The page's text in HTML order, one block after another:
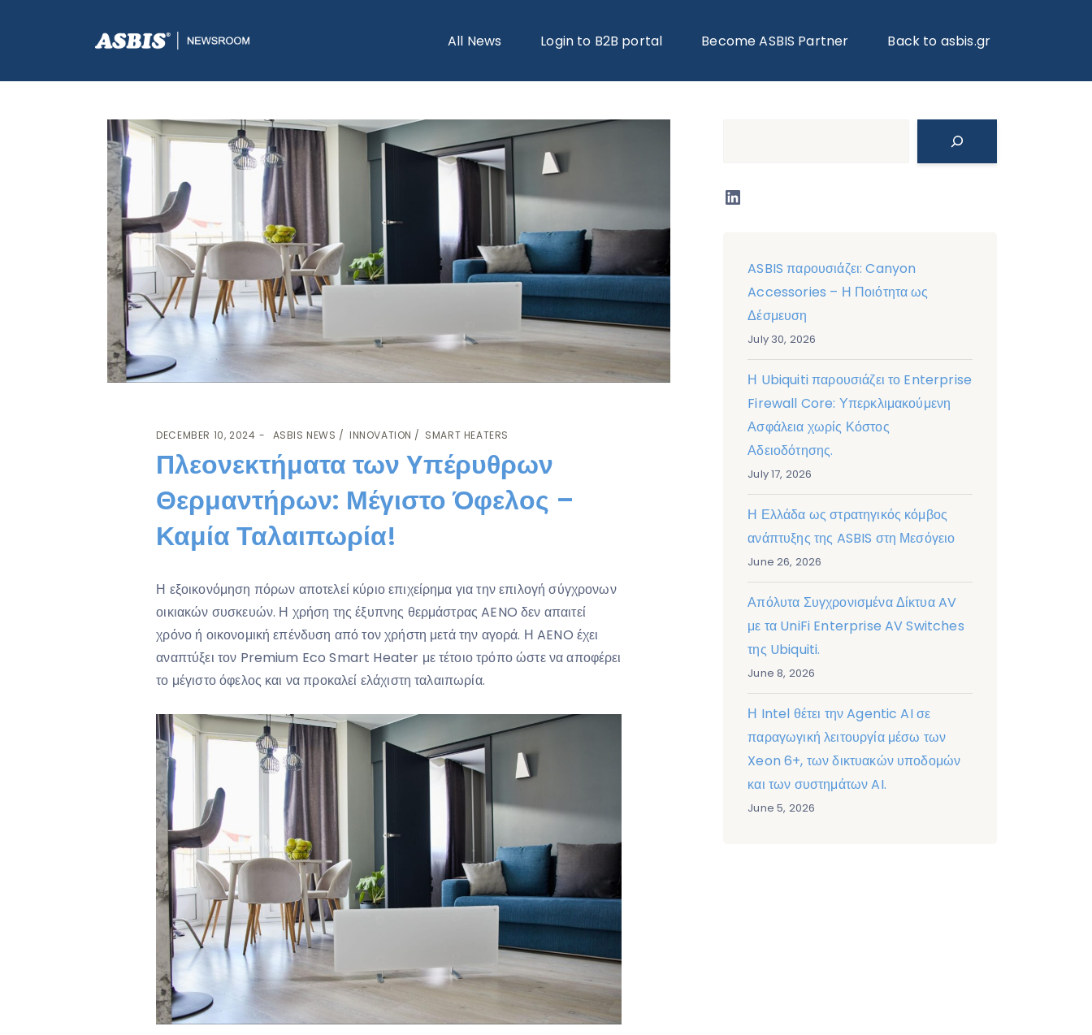
All News Login to B2B portal Become ASBIS Partner Back to asbis.gr
ASBIS GREECE> ASBIS NEWS- > ΠΛΕΟΝΕΚΤΉΜΑΤΑ ΤΩΝ YΠΈΡΥΘΡΩΝ ΘΕΡΜΑΝΤΉΡΩΝ: ΜΈΓΙΣΤΟ ΌΦΕΛΟΣ – ΚΑΜΊΑ ΤΑΛΑΙΠΩΡΊΑ!
DECEMBER 10, 2024 ASBIS NEWS INNOVATION SMART HEATERS
Πλεονεκτήματα των Yπέρυθρων
Θερμαντήρων: Μέγιστο Όφελος –
Καμία Ταλαιπωρία!
Η εξοικονόμηση πόρων αποτελεί κύριο επιχείρημα για την επιλογή σύγχρονων
οικιακών συσκευών. Η χρήση της έξυπνης θερμάστρας AENO δεν απαιτεί
χρόνο ή οικονομική επένδυση από τον χρήστη μετά την αγορά. Η AENO έχει
αναπτύξει τον Premium Eco Smart Heater με τέτοιο τρόπο ώστε να αποφέρει
το μέγιστο όφελος και να προκαλεί ελάχιστη ταλαιπωρία.
LinkedIn
ASBIS παρουσιάζει: Canyon
Accessories – Η Ποιότητα ως
Δέσμευση
July 30, 2026
Η Ubiquiti παρουσιάζει το Enterprise
Firewall Core: Υπερκλιμακούμενη
Ασφάλεια χωρίς Κόστος
Αδειοδότησης.
July 17, 2026
Η Ελλάδα ως στρατηγικός κόμβος
ανάπτυξης της ASBIS στη Μεσόγειο
June 26, 2026
Απόλυτα Συγχρονισμένα Δίκτυα AV
με τα UniFi Enterprise AV Switches
της Ubiquiti.
June 8, 2026
Η Intel θέτει την Agentic AI σε
παραγωγική λειτουργία μέσω των
Xeon 6+, των δικτυακών υποδομών
και των συστημάτων AI.
June 5, 2026